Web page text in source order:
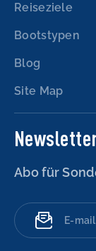
Reiseziele
Bootstypen
Blog
Site Map
Abo für